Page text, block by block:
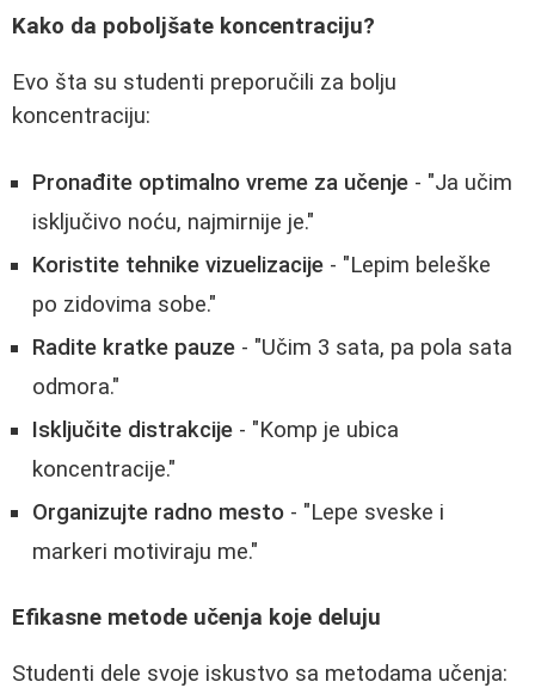
Kako da poboljšate koncentraciju?
Evo šta su studenti preporučili za bolju
koncentraciju:
Pronađite optimalno vreme za učenje - "Ja učim
isključivo noću, najmirnije je."
Koristite tehnike vizuelizacije - "Lepim beleške
po zidovima sobe."
Radite kratke pauze - "Učim 3 sata, pa pola sata
odmora."
Isključite distrakcije - "Komp je ubica
koncentracije."
Organizujte radno mesto - "Lepe sveske i
markeri motiviraju me."
Efikasne metode učenja koje deluju
Studenti dele svoje iskustvo sa metodama učenja: